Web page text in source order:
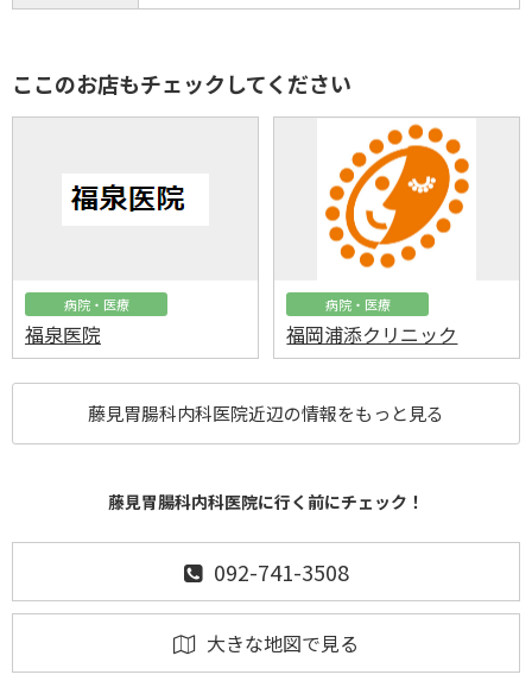
ここのお店もチェックしてください
病院・医療
福泉医院
病院・医療
福岡浦添クリニック
藤見胃腸科内科医院近辺の情報をもっと見る
藤見胃腸科内科医院に行く前にチェック！
092-741-3508
大きな地図で見る